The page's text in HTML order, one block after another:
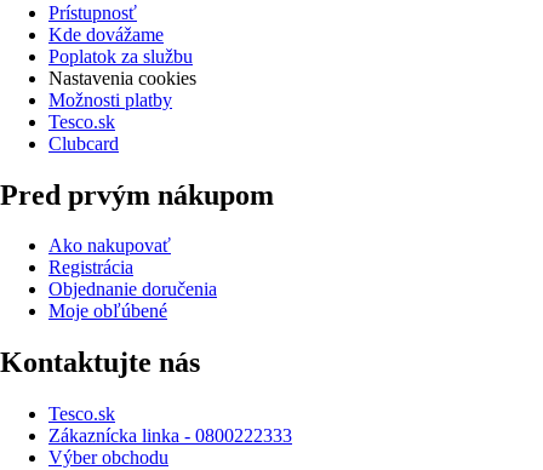
Prístupnosť
Kde dovážame
Poplatok za službu
Nastavenia cookies
Možnosti platby
Tesco.sk
Clubcard
Pred prvým nákupom
Ako nakupovať
Registrácia
Objednanie doručenia
Moje obľúbené
Kontaktujte nás
Tesco.sk
Zákaznícka linka - 0800222333
Výber obchodu